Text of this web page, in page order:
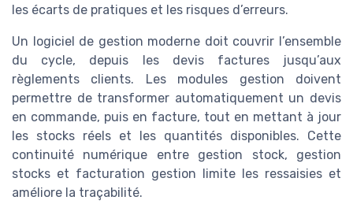
les écarts de pratiques et les risques d’erreurs.
Un logiciel de gestion moderne doit couvrir l’ensemble
du cycle, depuis les devis factures jusqu’aux
règlements clients. Les modules gestion doivent
permettre de transformer automatiquement un devis
en commande, puis en facture, tout en mettant à jour
les stocks réels et les quantités disponibles. Cette
continuité numérique entre gestion stock, gestion
stocks et facturation gestion limite les ressaisies et
améliore la traçabilité.